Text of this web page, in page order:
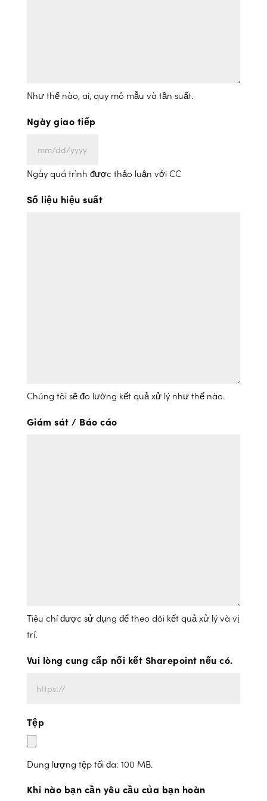
Như thế nào, ai, quy mô mẫu và tần suất.
Ngày giao tiếp
MM
slash
slash
Ngày quá trình được thảo luận với CC
Số liệu hiệu suất
Chúng tôi sẽ đo lường kết quả xử lý như thế nào.
Giám sát / Báo cáo
Tiêu chí được sử dụng để theo dõi kết quả xử lý và vị
trí.
Vui lòng cung cấp nối kết Sharepoint nếu có.
Tệp
Dung lượng tệp tối đa: 100 MB.
Khi nào bạn cần yêu cầu của bạn hoàn